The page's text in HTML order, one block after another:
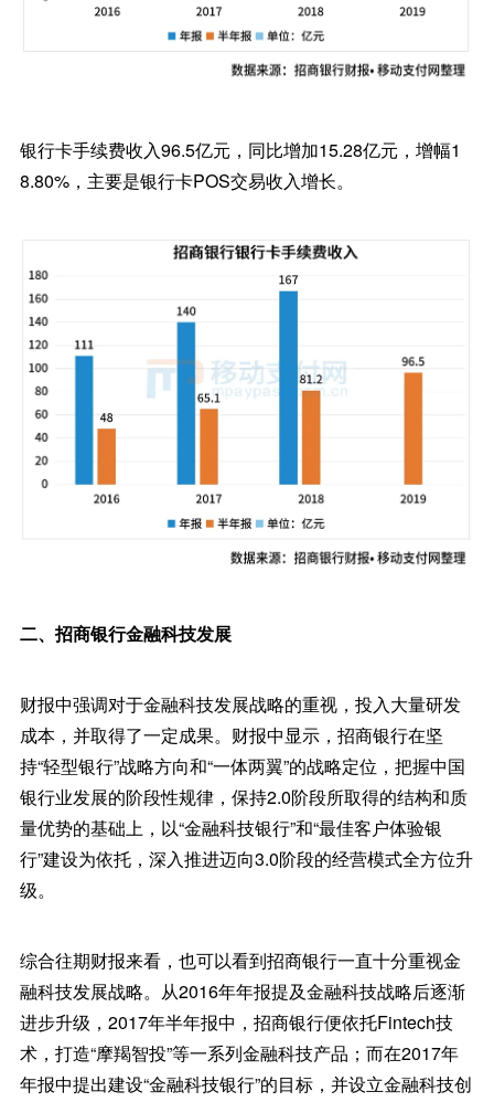
银行卡手续费收入96.5亿元，同比增加15.28亿元，增幅1
8.80%，主要是银行卡POS交易收入增长。
二、招商银行金融科技发展
财报中强调对于金融科技发展战略的重视，投入大量研发
成本，并取得了一定成果。财报中显示，招商银行在坚
持“轻型银行”战略方向和“一体两翼”的战略定位，把握中国
银行业发展的阶段性规律，保持2.0阶段所取得的结构和质
量优势的基础上，以“金融科技银行”和“最佳客户体验银
行”建设为依托，深入推进迈向3.0阶段的经营模式全方位升
级。
综合往期财报来看，也可以看到招商银行一直十分重视金
融科技发展战略。从2016年年报提及金融科技战略后逐渐
进步升级，2017年半年报中，招商银行便依托Fintech技
术，打造“摩羯智投”等一系列金融科技产品；而在2017年
年报中提出建设“金融科技银行”的目标，并设立金融科技创